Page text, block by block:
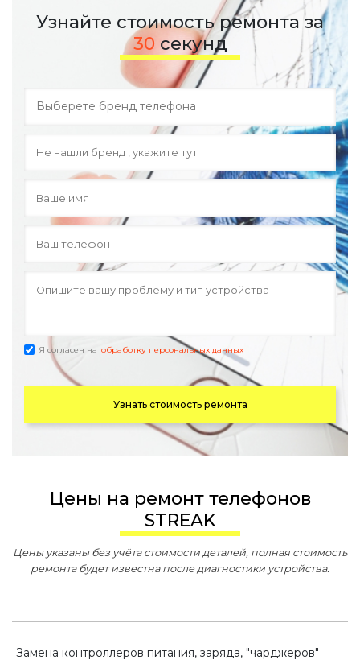
Узнайте стоимость ремонта за
30 секунд
Я согласен на обработку персональных данных
Узнать стоимость ремонта
Цены на ремонт телефонов
STREAK
Цены указаны без учёта стоимости деталей, полная стоимость
ремонта будет известна после диагностики устройства.
Замена контроллеров питания, заряда, "чарджеров"